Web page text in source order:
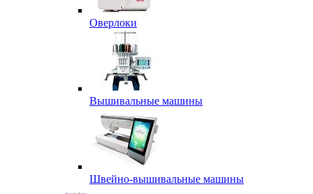
Оверлоки
Вышивальные машины
Швейно-вышивальные машины